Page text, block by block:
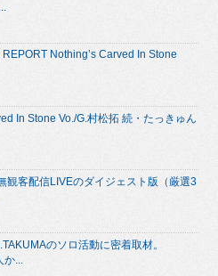
Nothing’s Carved In Stone
In Stone Vo./G.村松拓 続・たっきゅん
観客配信LIVEのダイジェスト版（厳選3
のソロ活動に密着取材。
...